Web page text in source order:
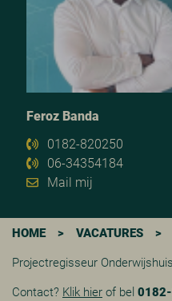
Feroz Banda
0182-820250
06-34354184
Mail mij
HOME > VACATURES
>
Projectregisseur
Contact? Klik hier of bel